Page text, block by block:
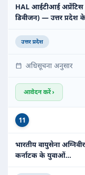
HAL आईटीआई
डिवीजन) — उत्तर प्रदेश
उत्तर प्रदेश
अधिसूचना अनुसार
आवेदन करें ›
11
भारतीय वायुसेना
कर्नाटक के युवाओं…